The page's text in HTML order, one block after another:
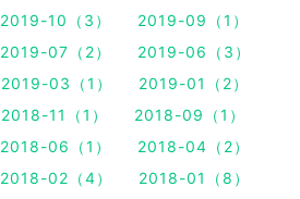
2019-10（3）
2019-09（1）
2019-07（2）
2019-06（3）
2019-03（1）
2019-01（2）
2018-11（1）
2018-09（1）
2018-06（1）
2018-04（2）
2018-02（4）
2018-01（8）